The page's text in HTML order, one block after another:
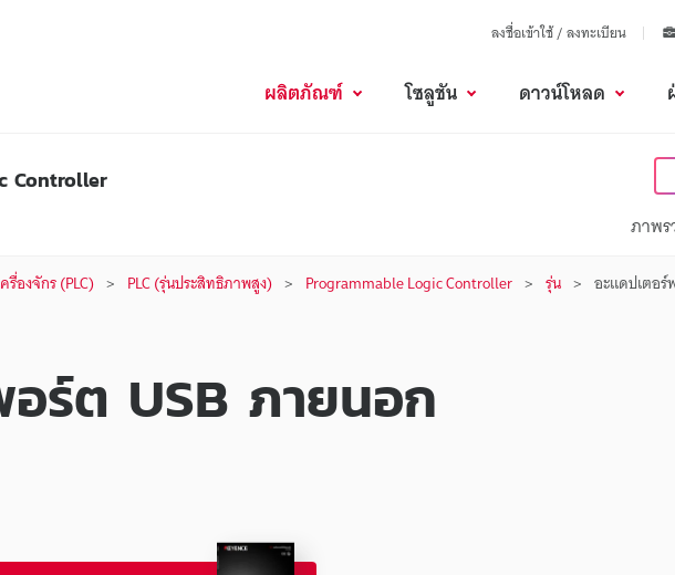
ลงชื่อเข้าใช้ / ลงทะเบียน
ผลิตภัณฑ์ โซลูชัน ดาวน์โหลด
Controller
ภาพ
องจักร (PLC) PLC (รุ่นประสิทธิภาพสูง) Programmable Logic Controller รุ่น อะแดปเตอร์
อร์ต USB ภายนอก